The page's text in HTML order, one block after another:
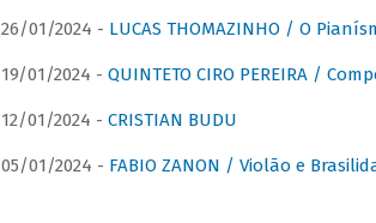
26/01/2024 - LUCAS THOMAZINHO / O
19/01/2024 - QUINTETO CIRO PEREIRA /
12/01/2024 - CRISTIAN BUDU
05/01/2024 - FABIO ZANON / Violão e